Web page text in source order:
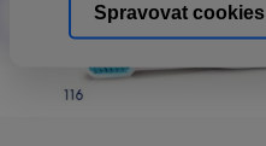
Spravovat cookies